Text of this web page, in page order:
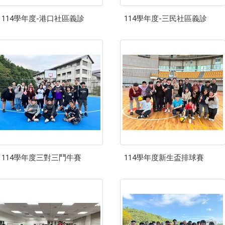
114學年度-港口社區義診 114學年度-三民社區義診
114學年度三對三鬥牛賽 114學年度新生盃排球賽